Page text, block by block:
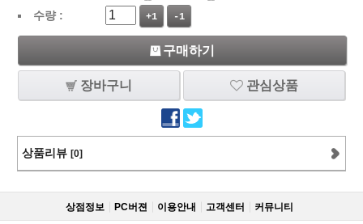
수량 :
+1 -1
구매하기
장바구니 관심상품
상품리뷰 [0]
상점정보 PC버젼 이용안내 고객센터 커뮤니티